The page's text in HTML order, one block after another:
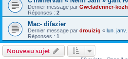
Dernier message par Gweladenner-kozh
Réponses : 2
Mac- difazier
Dernier message par drouizig « lun.
Réponses : 1
Nouveau sujet